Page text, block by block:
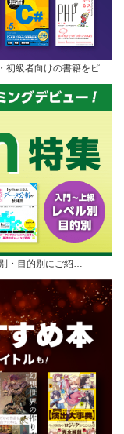
初級者向けの書籍をピ…
・目的別にご紹…